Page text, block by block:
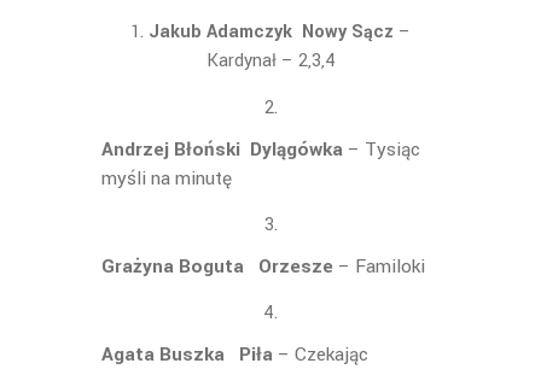
Jakub Adamczyk Nowy Sącz –
Kardynał – 2,3,4
Andrzej Błoński Dylągówka – Tysiąc
myśli na minutę
Grażyna Boguta Orzesze – Familoki
Agata Buszka Piła – Czekając